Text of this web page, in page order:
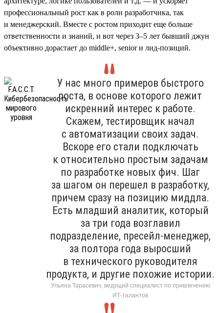
профессиональный рост как в роли разработчика, так
и менеджерский. Вместе с ростом приходит еще больше
ответственности и знаний, и вот через 3–5 лет бывший джун
объективно дорастает до middle+, senior и лид-позиций.
У нас много примеров быстрого
роста, в основе которого лежит
искренний интерес к работе.
Скажем, тестировщик начал
с автоматизации своих задач.
Вскоре его стали подключать
к относительно простым задачам
по разработке новых фич. Шаг
за шагом он перешел в разработку,
причем сразу на позицию миддла.
Есть младший аналитик, который
за три года возглавил
подразделение, пресейл-менеджер,
за полтора года выросший
в технического руководителя
продукта, и другие похожие истории.
Ульяна Тарасевич, ведущий специалист по привлечению
ИТ-талантов